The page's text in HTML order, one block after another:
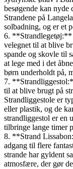
besøgende kan nyde
Strandene på
solbadning, og er et
6. **Strandlegetøj:**
velegnet til at blive
spande og skovle til
at lege med i det
børn underholdt på,
7.
til at blive brugt på
Strandliggestole er
eller plastik, og de
strandliggestol er en
tilbringe lange timer
8. **Strand
adgang til flere
strande har gyldent
atmosfære, der gør